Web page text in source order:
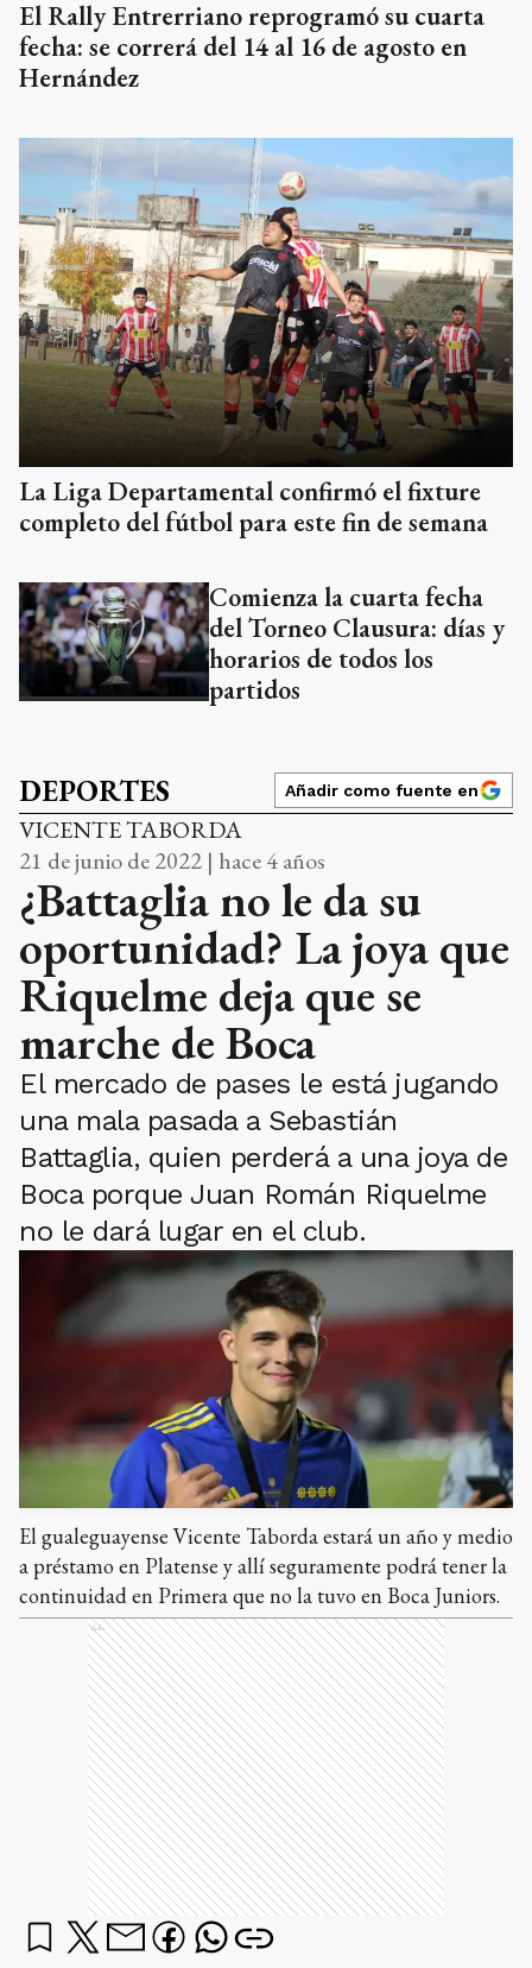
El Rally Entrerriano reprogramó su cuarta
fecha: se correrá del 14 al 16 de agosto en
Hernández
La Liga Departamental confirmó el fixture
completo del fútbol para este fin de semana
Comienza la cuarta fecha
del Torneo Clausura: días y
horarios de todos los
partidos
DEPORTES Añadir como fuente en
VICENTE TABORDA
21 de junio de 2022 | hace 4 años
¿Battaglia no le da su
oportunidad? La joya que
Riquelme deja que se
marche de Boca
El mercado de pases le está jugando
una mala pasada a Sebastián
Battaglia, quien perderá a una joya de
Boca porque Juan Román Riquelme
no le dará lugar en el club.
El gualeguayense Vicente Taborda estará un año y medio
a préstamo en Platense y allí seguramente podrá tener la
continuidad en Primera que no la tuvo en Boca Juniors.
Ads